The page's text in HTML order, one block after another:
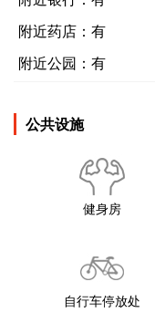
附近药店： 有
附近公园： 有
公共设施
健身房
自行车停放处